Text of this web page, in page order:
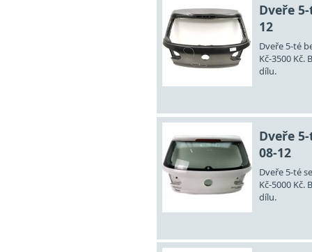
Dveře
12
Dveře 5-té
Kč-3500 Kč.
dílu.
Dveře
08-12
Dveře 5-té
Kč-5000 Kč.
dílu.